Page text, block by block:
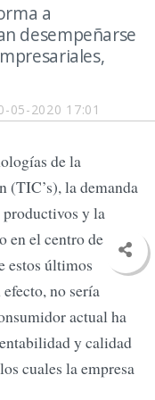
05-2020 17:01
a
desempeñarse
de la
la demanda
productivos y la
en el centro de
estos últimos
no sería
actual ha
y calidad
cuales la empresa